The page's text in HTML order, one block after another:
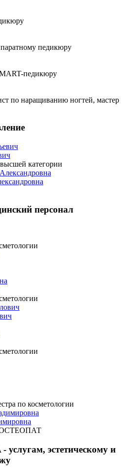
педикюру
педикюру
по наращиванию ногтей, мастер
категории
персонал
по косметологии
ОСТЕОПАТ
услугам, эстетическому и